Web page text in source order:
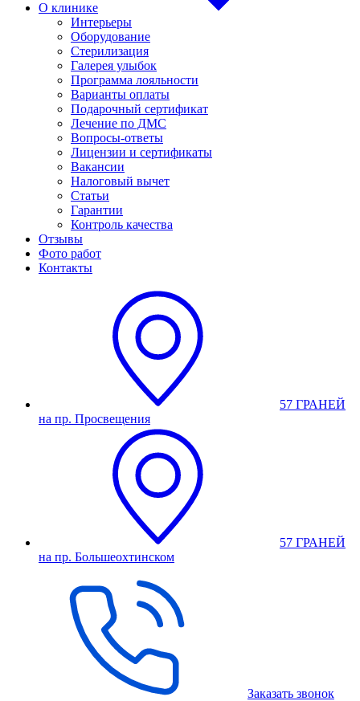
О клинике
Интерьеры
Оборудование
Стерилизация
Галерея улыбок
Программа лояльности
Варианты оплаты
Подарочный сертификат
Лечение по ДМС
Вопросы-ответы
Лицензии и сертификаты
Вакансии
Налоговый вычет
Статьи
Гарантии
Контроль качества
Отзывы
Фото работ
Контакты
57 ГРАНЕЙ
на пр. Просвещения
57 ГРАНЕЙ
на пр. Большеохтинском
Заказать звонок